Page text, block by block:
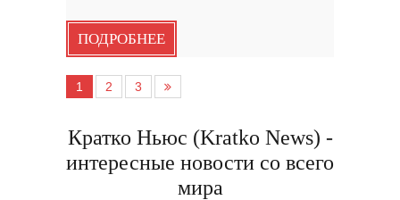
ПОДРОБНЕЕ
1 2 3
Кратко Ньюс (Kratko News) -
интересные новости со всего
мира